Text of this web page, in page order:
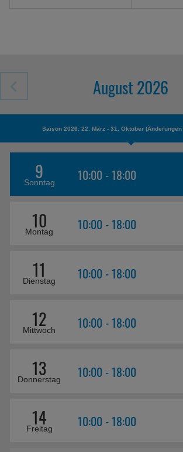
Saison 2026: 22. März - 31. Oktober
August 2026
9
Sonntag 10:00 - 18:00
10
Montag 10:00 - 18:00
11
Dienstag 10:00 - 18:00
12
Mittwoch 10:00 - 18:00
13
Donnerstag 10:00 - 18:00
14
Freitag 10:00 - 18:00